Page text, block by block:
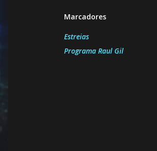
Marcadores
Estreias
Programa Raul Gil